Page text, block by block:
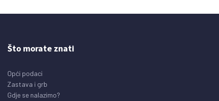
Što morate znati
Opći podaci
Zastava i grb
Gdje se nalazimo?